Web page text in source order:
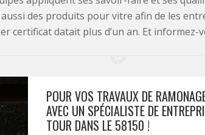
des produits pour vitre afin de les
certificat datait plus d’un an. Et informez-
POUR VOS TRAVAUX DE
AVEC UN SPÉCIALISTE DE
TOUR DANS LE 58150 !